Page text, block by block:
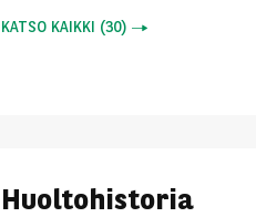
KATSO KAIKKI (30)
Huoltohistoria